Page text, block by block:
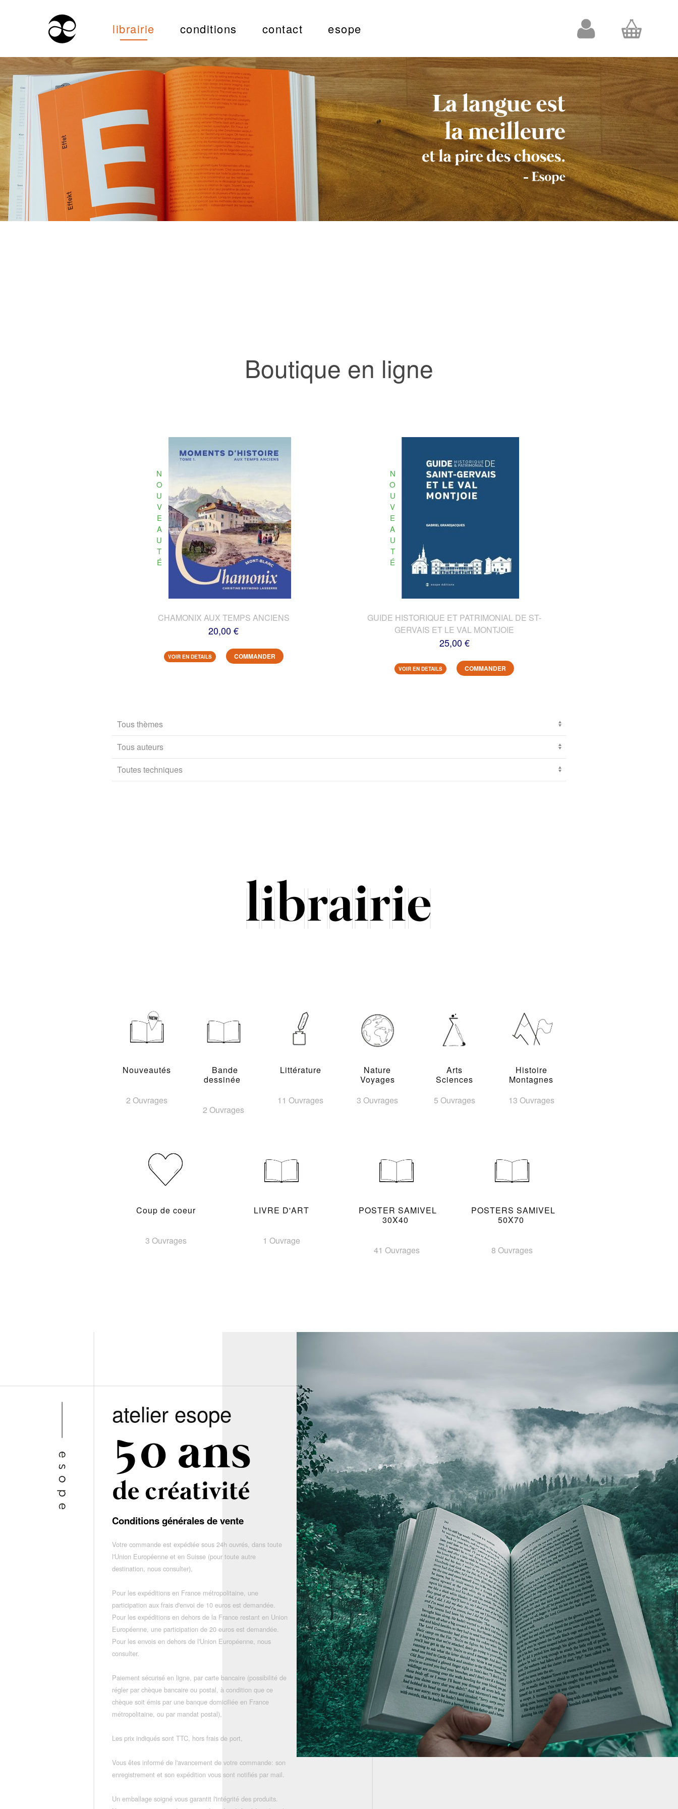
librairie conditions contact esope
Boutique en ligne
N
O
U
V
E
A
U
T
É
CHAMONIX AUX TEMPS ANCIENS
20,00 €
VOIR EN DETAILS COMMANDER
N
O
U
V
E
A
U
T
É
GUIDE HISTORIQUE ET PATRIMONIAL DE ST-
GERVAIS ET LE VAL MONTJOIE
25,00 €
VOIR EN DETAILS COMMANDER
Nouveautés
2 Ouvrages
Bande
dessinée
2 Ouvrages
Littérature
11 Ouvrages
Nature
Voyages
3 Ouvrages
Arts
Sciences
5 Ouvrages
Histoire
Montagnes
13 Ouvrages
Coup de coeur
3 Ouvrages
LIVRE D'ART
1 Ouvrage
POSTER SAMIVEL
30X40
41 Ouvrages
POSTERS SAMIVEL
50X70
8 Ouvrages
atelier esope
Conditions générales de vente
Votre commande est expédiée sous 24h ouvrés, dans toute
l'Union Européenne et en Suisse (pour toute autre
destination, nous consulter),
Pour les expéditions en France métropolitaine, une
participation aux frais d'envoi de 10 euros est demandée.
Pour les expéditions en dehors de la France restant en Union
Européenne, une participation de 20 euros est demandée.
Pour les envois en dehors de l'Union Européenne, nous
consulter.
Paiement sécurisé en ligne, par carte bancaire (possibilité de
régler par chèque bancaire ou postal, à condition que ce
chèque soit émis par une banque domiciliée en France
métropolitaine, ou par mandat postal),
Les prix indiqués sont TTC, hors frais de port,
Vous êtes informé de l'avancement de votre commande: son
enregistrement et son expédition vous sont notifiés par mail.
Un emballage soigné vous garantit l'intégrité des produits.